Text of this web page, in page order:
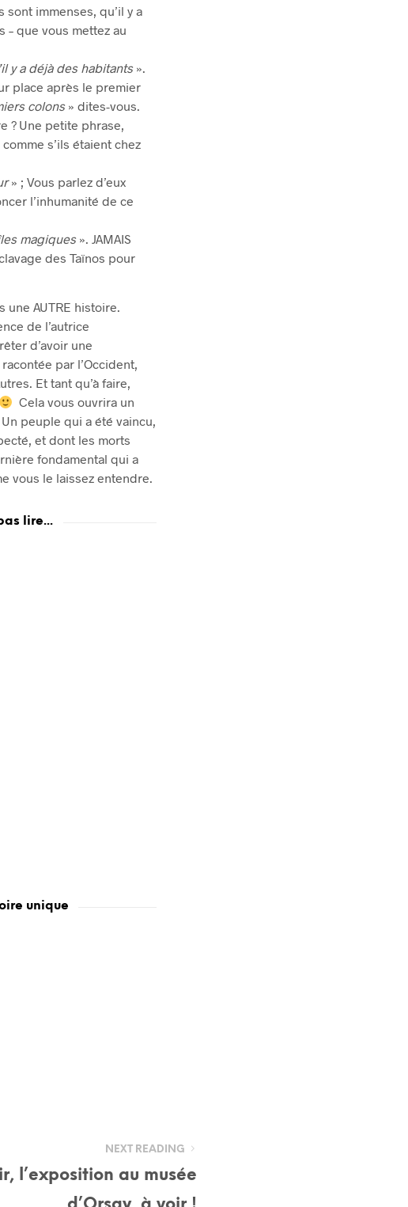
immenses, qu’il y a
– que vous mettez au
y a déjà des habitants ».
place après le premier
colons » dites-vous.
? Une petite phrase,
s’ils étaient chez
» ; Vous parlez d’eux
l’inhumanité de ce
magiques ». JAMAIS
des Taïnos pour
une AUTRE histoire.
de l’autrice
d’avoir une
par l’Occident,
Et tant qu’à faire,
Cela vous ouvrira un
peuple qui a été vaincu,
et dont les morts
fondamental qui a
vous le laissez entendre.
lire...
unique
NEXT READING
l’exposition au musée